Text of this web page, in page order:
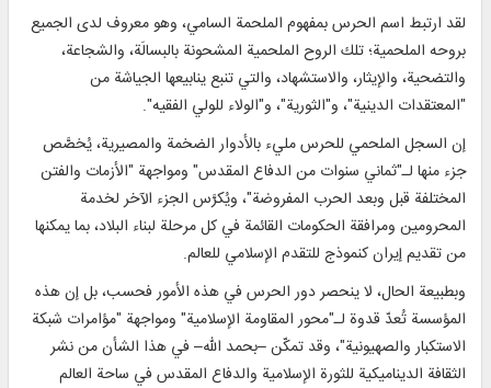
لقد ارتبط اسم الحرس بمفهوم الملحمة السامي، وهو معروف لدى الجميع
بروحه الملحمية؛ تلك الروح الملحمية المشحونة بالبسالَة، والشجاعة،
والتضحية، والإيثار، والاستشهاد، والتي تنبع ينابيعها الجياشة من
"المعتقدات الدينية"، و"الثورية"، و"الولاء للولي الفقيه".
إن السجل الملحمي للحرس مليء بالأدوار الضخمة والمصيرية، يُخصَّص
جزء منها لـ"ثماني سنوات من الدفاع المقدس" ومواجهة "الأزمات والفتن
المختلفة قبل وبعد الحرب المفروضة"، ويُكرَّس الجزء الآخر لخدمة
المحرومين ومرافقة الحكومات القائمة في كل مرحلة لبناء البلاد، بما يمكنها
من تقديم إيران كنموذج للتقدم الإسلامي للعالم.
وبطبيعة الحال، لا ينحصر دور الحرس في هذه الأمور فحسب، بل إن هذه
المؤسسة تُعدّ قدوة لـ"محور المقاومة الإسلامية" ومواجهة "مؤامرات شبكة
الاستكبار والصهيونية"، وقد تمكّن –بحمد الله– في هذا الشأن من نشر
الثقافة الديناميكية للثورة الإسلامية والدفاع المقدس في ساحة العالم